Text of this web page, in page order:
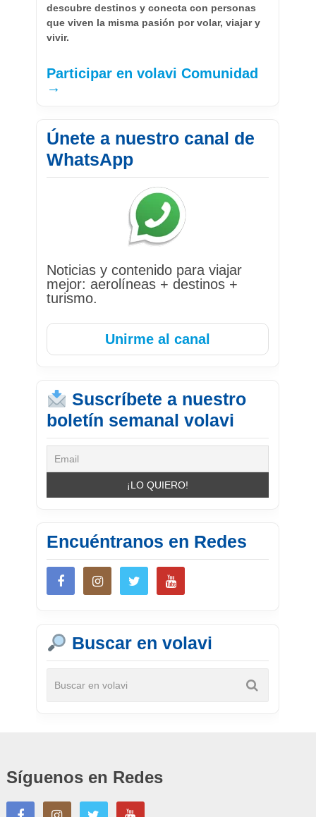
descubre destinos y conecta con personas
que viven la misma pasión por volar, viajar y
vivir.
Participar en volavi Comunidad
→
Únete a nuestro canal de
WhatsApp
Noticias y contenido para viajar
mejor: aerolíneas + destinos +
turismo.
Unirme al canal
Suscríbete a nuestro
boletín semanal volavi
Encuéntranos en Redes
Buscar en volavi
Síguenos en Redes